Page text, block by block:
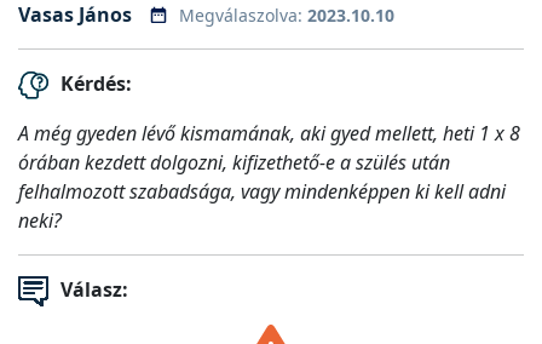
Vasas János Megválaszolva: 2023.10.10
Kérdés:
A még gyeden lévő kismamának, aki gyed mellett, heti 1 x 8
órában kezdett dolgozni, kifizethető-e a szülés után
felhalmozott szabadsága, vagy mindenképpen ki kell adni
neki?
Válasz: